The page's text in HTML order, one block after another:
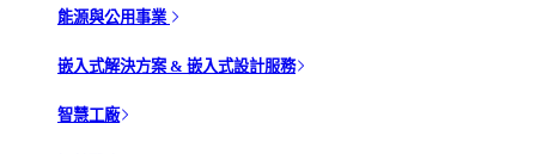
能源與公用事業
嵌入式解決方案 & 嵌入式設計服務
智慧工廠